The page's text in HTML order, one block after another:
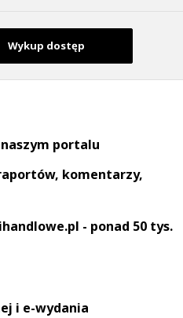
Wykup dostęp
portalu
komentarzy,
- ponad 50 tys.
i e-wydania